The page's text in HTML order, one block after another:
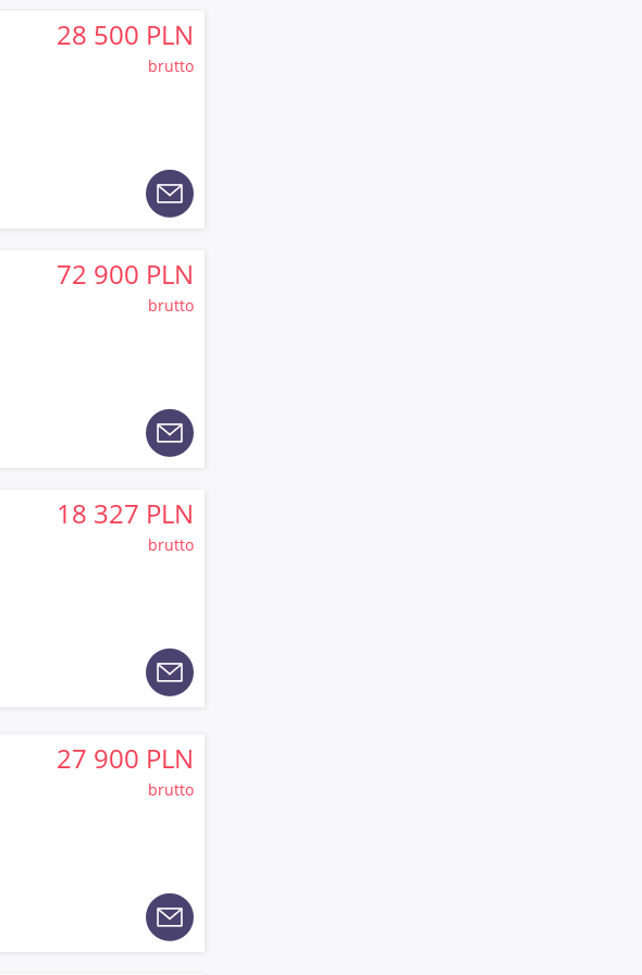
28 500 PLN
brutto
72 900 PLN
brutto
18 327 PLN
brutto
27 900 PLN
brutto